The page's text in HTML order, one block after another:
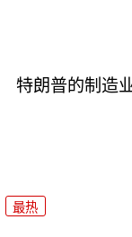
特朗普的制造
最热